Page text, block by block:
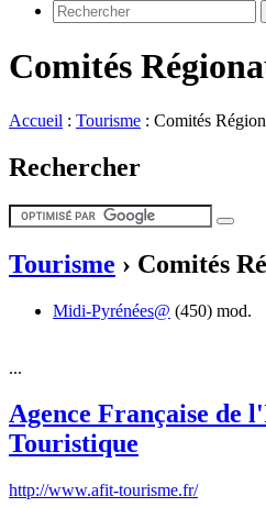
Comités
Accueil : Tourisme : Comités
Rechercher
Tourisme › Comités
Midi-Pyrénées@ (450) mod.
...
Agence Française de
Touristique
http://www.afit-tourisme.fr/